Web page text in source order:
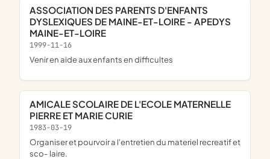
ASSOCIATION DES PARENTS D'ENFANTS
DYSLEXIQUES DE MAINE-ET-LOIRE - APEDYS
MAINE-ET-LOIRE
1999-11-16
venir en aide aux enfants en difficultes
AMICALE SCOLAIRE DE L'ECOLE MATERNELLE
PIERRE ET MARIE CURIE
1983-03-19
organiser et pourvoir a l'entretien du materiel recreatif et
sco- laire.